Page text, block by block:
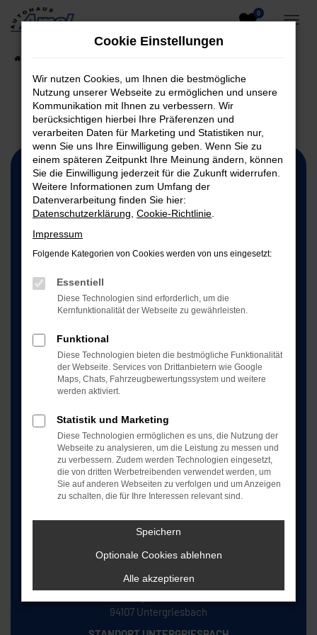
Zum
Hauptinhalt
0
08586 2222
0851 9886010
Besuchen Sie uns jetzt auf Instagram
SOCIAL MEDIA
Autohaus Amsl
Kronreuth 2
94051 Hauzenberg
STANDORT HAUZENBERG
Autohaus Amsl
94107 Untergriesbach
Cookie Einstellungen
Wir nutzen Cookies, um Ihnen die bestmögliche
Nutzung unserer Webseite zu ermöglichen und unsere
Kommunikation mit Ihnen zu verbessern. Wir
berücksichtigen hierbei Ihre Präferenzen und
verarbeiten Daten für Marketing und Statistiken nur,
wenn Sie uns Ihre Einwilligung geben. Wenn Sie zu
einem späteren Zeitpunkt Ihre Meinung ändern, können
Sie die Einwilligung jederzeit für die Zukunft widerrufen.
Weitere Informationen zum Umfang der
Datenverarbeitung finden Sie hier:
Datenschutzerklärung Cookie-Richtlinie
Impressum
Folgende Kategorien von Cookies werden von uns eingesetzt:
Essentiell
Diese Technologien sind erforderlich, um die
Kernfunktionalität der Webseite zu gewährleisten.
Funktional
Diese Technologien bieten die bestmögliche Funktionalität
der Webseite. Services von Drittanbietern wie Google
Maps, Chats, Fahrzeugbewertungssystem und weitere
werden aktiviert.
Statistik und Marketing
Diese Technologien ermöglichen es uns, die Nutzung der
Webseite zu analysieren, um die Leistung zu messen und
zu verbessern. Zudem werden Technologien eingesetzt,
die von dritten Werbetreibenden verwendet werden, um
Sie auf anderen Webseiten zu verfolgen und um Anzeigen
zu schalten, die für Ihre Interessen relevant sind.
Speichern
Optionale Cookies ablehnen
Alle akzeptieren